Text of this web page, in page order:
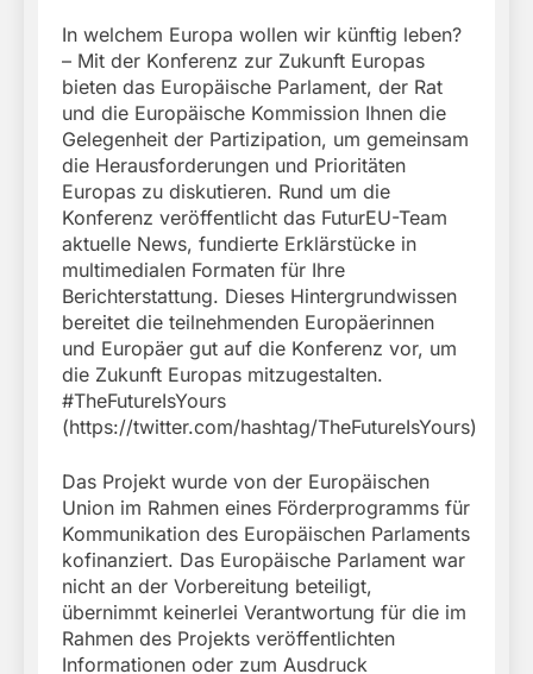
In welchem Europa wollen wir künftig leben?
– Mit der Konferenz zur Zukunft Europas
bieten das Europäische Parlament, der Rat
und die Europäische Kommission Ihnen die
Gelegenheit der Partizipation, um gemeinsam
die Herausforderungen und Prioritäten
Europas zu diskutieren. Rund um die
Konferenz veröffentlicht das FuturEU-Team
aktuelle News, fundierte Erklärstücke in
multimedialen Formaten für Ihre
Berichterstattung. Dieses Hintergrundwissen
bereitet die teilnehmenden Europäerinnen
und Europäer gut auf die Konferenz vor, um
die Zukunft Europas mitzugestalten.
#TheFutureIsYours
(https://twitter.com/hashtag/TheFutureIsYours)
Das Projekt wurde von der Europäischen
Union im Rahmen eines Förderprogramms für
Kommunikation des Europäischen Parlaments
kofinanziert. Das Europäische Parlament war
nicht an der Vorbereitung beteiligt,
übernimmt keinerlei Verantwortung für die im
Rahmen des Projekts veröffentlichten
Informationen oder zum Ausdruck